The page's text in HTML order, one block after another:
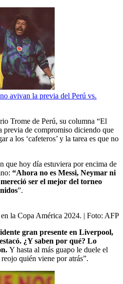
avivan la previa del Perú vs.
Trome de Perú, su columna “El
previa de compromiso diciendo que
a los ‘cafeteros’ y la tarea es que no
que hoy día estuviera por encima de
“Ahora no es Messi, Neymar ni
ser el mejor del torneo
”.
la Copa América 2024. | Foto: AFP
gran presente en Liverpool,
¿Y saben por qué? Lo
Y hasta al más guapo le duele el
quién viene por atrás”.